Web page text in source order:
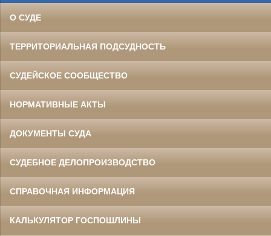
О СУДЕ
ТЕРРИТОРИАЛЬНАЯ ПОДСУДНОСТЬ
СУДЕЙСКОЕ СООБЩЕСТВО
НОРМАТИВНЫЕ АКТЫ
ДОКУМЕНТЫ СУДА
СУДЕБНОЕ ДЕЛОПРОИЗВОДСТВО
СПРАВОЧНАЯ ИНФОРМАЦИЯ
КАЛЬКУЛЯТОР ГОСПОШЛИНЫ